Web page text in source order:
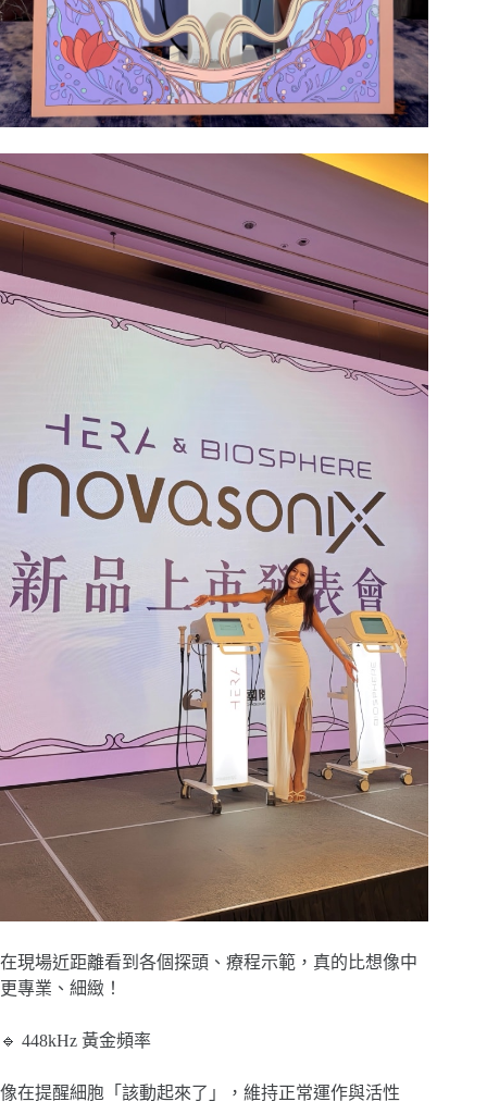
在現場近距離看到各個探頭、療程示範，真的比想像中
更專業、細緻！
🔹 448kHz 黃金頻率
像在提醒細胞「該動起來了」，維持正常運作與活性